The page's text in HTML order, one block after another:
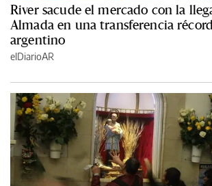
River sacude el mercado con la
Almada en una transferencia
argentino
elDiarioAR